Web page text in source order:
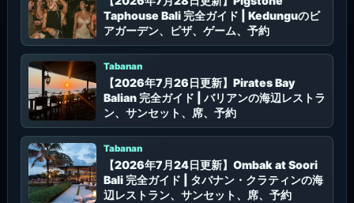
Taphouse Bali 完全ガイド | Kedunguのビ
アガーデン、ピザ、ゲーム、予約
Tabanan
【2026年7月26日更新】Pirates Bay
Balian 完全ガイド | バリアンの海辺レストラ
ン、サンセット、席、予約
Tabanan
【2026年7月24日更新】Ombak at Soori
Bali 完全ガイド | タバナン・クラティンの海
辺レストラン、サンセット、席、予約